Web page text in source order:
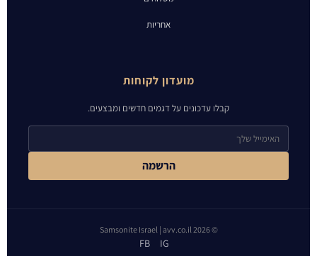
אחריות
מועדון לקוחות
קבלו עדכונים על דגמים חדשים ומבצעים.
הרשמה
© 2026 Samsonite Israel | avv.co.il
FB IG